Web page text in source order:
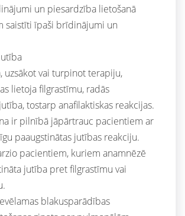
un piesardzība lietošanā
saistīti īpaši brīdinājumi un
uzsākot vai turpinot terapiju,
lietoja filgrastīmu, radās
tostarp anafilaktiskas reakcijas.
ir pilnībā jāpārtrauc pacientiem ar
paaugstinātas jutības reakciju.
pacientiem, kuriem anamnēzē
jutība pret filgrastīmu vai
blakusparādības